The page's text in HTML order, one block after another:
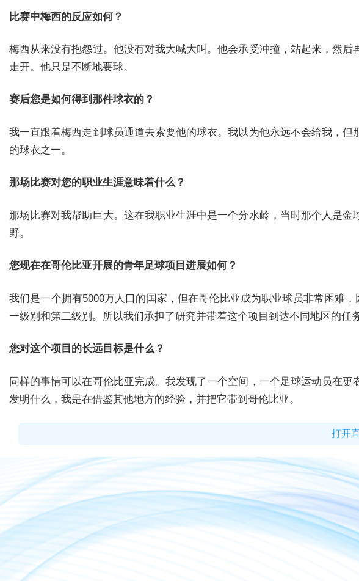
比赛中梅西的反应如何？
梅西从来没有抱怨过。他没有对我大喊大叫。他会承受冲撞，站起来，然
走开。他只是不断地要球。
赛后您是如何得到那件球衣的？
我一直跟着梅西走到球员通道去索要他的球衣。我以为他永远不会给我，
的球衣之一。
那场比赛对您的职业生涯意味着什么？
那场比赛对我帮助巨大。这在我职业生涯中是一个分水岭，当时那个人是
野。
您现在在哥伦比亚开展的青年足球项目进展如何？
我们是一个拥有5000万人口的国家，但在哥伦比亚成为职业球员非常困难
一级别和第二级别。所以我们承担了研究并带着这个项目到达不同地区的任
您对这个项目的长远目标是什么？
同样的事情可以在哥伦比亚完成。我发现了一个空间，一个足球运动员在
发明什么，我是在借鉴其他地方的经验，并把它带到哥伦比亚。
打开